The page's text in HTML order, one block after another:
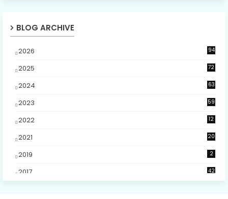
BLOG ARCHIVE
2026
94
2025
72
2024 63
2023
59
2022 12
2021 20
2019 2
2017
42